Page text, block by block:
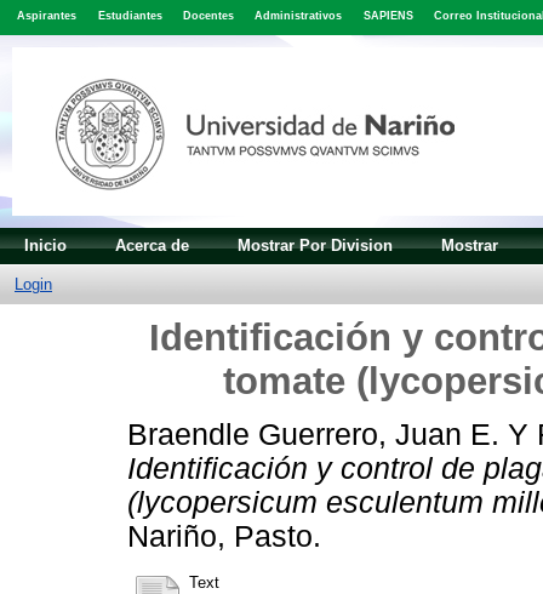
Aspirantes Estudiantes Docentes Administrativos SAPIENS Correo
Inicio Acerca de Mostrar Por Division Mostrar
Login
Identificación y
tomate
Braendle Guerrero, Juan E. Y
Identificación y control de
(lycopersicum esculentum
Nariño, Pasto.
Text